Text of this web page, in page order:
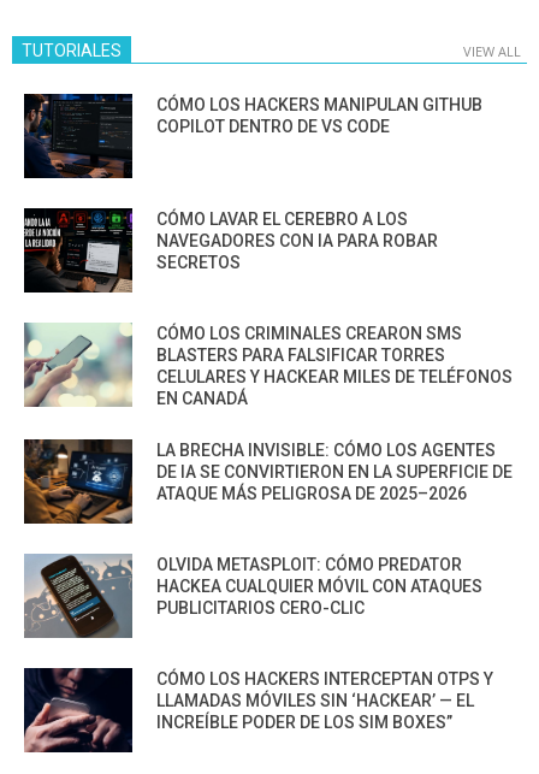
TUTORIALES VIEW ALL
CÓMO LOS HACKERS MANIPULAN GITHUB
COPILOT DENTRO DE VS CODE
CÓMO LAVAR EL CEREBRO A LOS
NAVEGADORES CON IA PARA ROBAR
SECRETOS
CÓMO LOS CRIMINALES CREARON SMS
BLASTERS PARA FALSIFICAR TORRES
CELULARES Y HACKEAR MILES DE TELÉFONOS
EN CANADÁ
LA BRECHA INVISIBLE: CÓMO LOS AGENTES
DE IA SE CONVIRTIERON EN LA SUPERFICIE DE
ATAQUE MÁS PELIGROSA DE 2025–2026
OLVIDA METASPLOIT: CÓMO PREDATOR
HACKEA CUALQUIER MÓVIL CON ATAQUES
PUBLICITARIOS CERO-CLIC
CÓMO LOS HACKERS INTERCEPTAN OTPS Y
LLAMADAS MÓVILES SIN ‘HACKEAR’ — EL
INCREÍBLE PODER DE LOS SIM BOXES”